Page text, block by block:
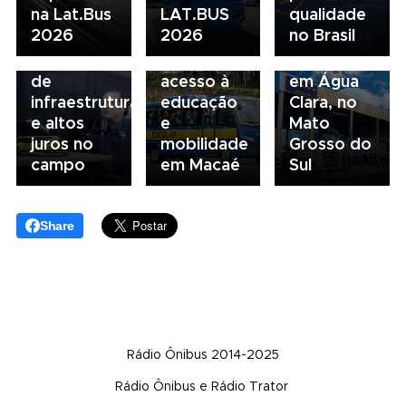
na Lat.Bus
2026
LAT.BUS
2026
qualidade
no Brasil
da FAESP
alerta para
gargalos
de
infraestrutura
e altos
juros no
campo
da frota
escolar
fortalece
acesso à
educação
e
mobilidade
em Macaé
Volvo
inaugura
concessionária
em Água
Clara, no
Mato
Grosso do
Sul
Share
Rádio Ônibus 2014-2025
Rádio Ônibus e Rádio Trator